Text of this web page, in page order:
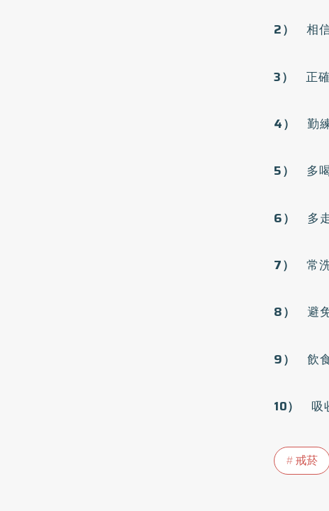
2） 相
3） 正
4） 勤
5） 多
6） 多
7） 常
8） 避
9） 飲
10） 吸
戒菸